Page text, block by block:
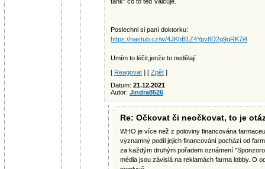
Poslechni si paní doktorku:
https://nastub.cz/w/4JKhB1Z4Ypv8D2g9gRK7i4
Umím to léčit,jenže to nedělají
[ Reagovat ] [ Zpět ]
Datum: 21.12.2021
Autor: Jindra8526
Re: Očkovat či neočkovat, to je
WHO je více než z poloviny financována
významný podíl jejich financování pochází od
za každým druhým pořadem oznámení
média jsou závislá na reklamách farma lobby. O